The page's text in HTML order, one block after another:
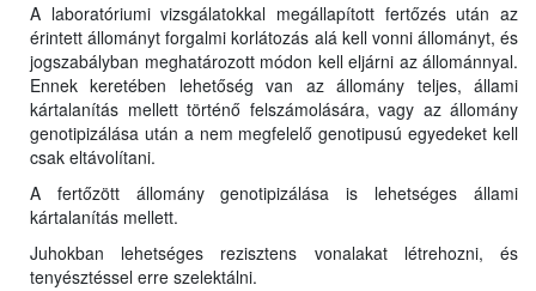
A laboratóriumi vizsgálatokkal megállapított fertőzés után az
érintett állományt forgalmi korlátozás alá kell vonni állományt, és
jogszabályban meghatározott módon kell eljárni az állománnyal.
Ennek keretében lehetőség van az állomány teljes, állami
kártalanítás mellett történő felszámolására, vagy az állomány
genotipizálása után a nem megfelelő genotipusú egyedeket kell
csak eltávolítani.
A fertőzött állomány genotipizálása is lehetséges állami
kártalanítás mellett.
Juhokban lehetséges rezisztens vonalakat létrehozni, és
tenyésztéssel erre szelektálni.